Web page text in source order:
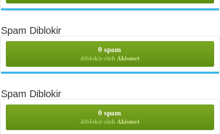
Spam Diblokir
0 spam
diblokir oleh Akismet
Spam Diblokir
0 spam
diblokir oleh Akismet